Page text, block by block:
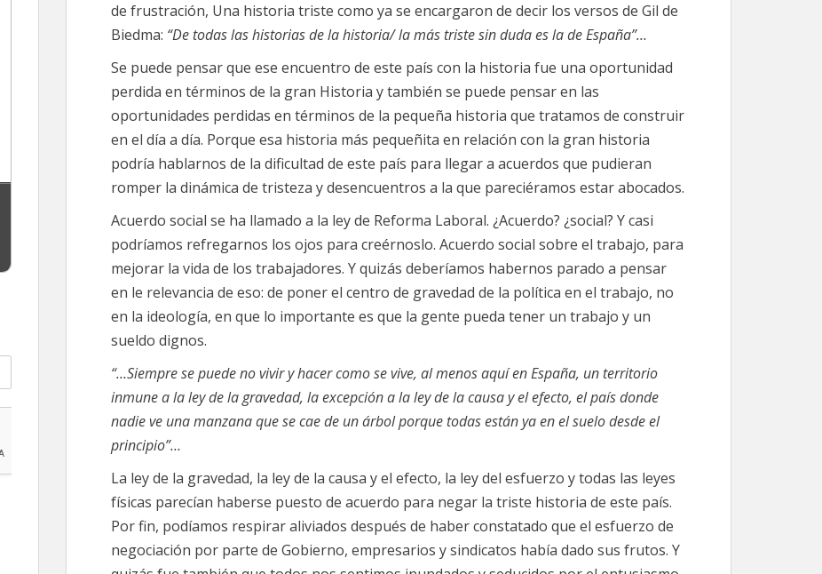
de frustración, Una historia triste como ya se encargaron de decir los versos de Gil de
Biedma: “De todas las historias de la historia/ la más triste sin duda es la de España”…
Se puede pensar que ese encuentro de este país con la historia fue una oportunidad
perdida en términos de la gran Historia y también se puede pensar en las
oportunidades perdidas en términos de la pequeña historia que tratamos de construir
en el día a día. Porque esa historia más pequeñita en relación con la gran historia
podría hablarnos de la dificultad de este país para llegar a acuerdos que pudieran
romper la dinámica de tristeza y desencuentros a la que pareciéramos estar abocados.
Acuerdo social se ha llamado a la ley de Reforma Laboral. ¿Acuerdo? ¿social? Y casi
podríamos refregarnos los ojos para creérnoslo. Acuerdo social sobre el trabajo, para
mejorar la vida de los trabajadores. Y quizás deberíamos habernos parado a pensar
en le relevancia de eso: de poner el centro de gravedad de la política en el trabajo, no
en la ideología, en que lo importante es que la gente pueda tener un trabajo y un
sueldo dignos.
“…Siempre se puede no vivir y hacer como se vive, al menos aquí en España, un territorio
inmune a la ley de la gravedad, la excepción a la ley de la causa y el efecto, el país donde
nadie ve una manzana que se cae de un árbol porque todas están ya en el suelo desde el
principio”…
La ley de la gravedad, la ley de la causa y el efecto, la ley del esfuerzo y todas las leyes
físicas parecían haberse puesto de acuerdo para negar la triste historia de este país.
Por fin, podíamos respirar aliviados después de haber constatado que el esfuerzo de
negociación por parte de Gobierno, empresarios y sindicatos había dado sus frutos. Y